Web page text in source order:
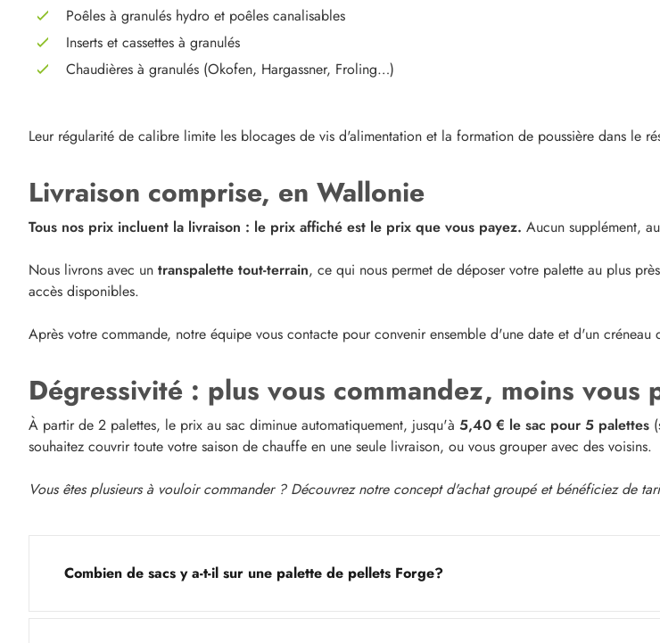
Poêles à granulés hydro et poêles canalisables
Inserts et cassettes à granulés
Chaudières à granulés (Okofen, Hargassner, Froling…)
Leur régularité de calibre limite les blocages de vis d'alimentation et la formation de poussière dans le
Livraison comprise, en Wallonie
Tous nos prix incluent la livraison : le prix affiché est le prix que vous payez. Aucun supplément,
Nous livrons avec un transpalette tout-terrain, ce qui nous permet de déposer votre palette au plus
accès disponibles.
Après votre commande, notre équipe vous contacte pour convenir ensemble d'une date et d'un créneau
Dégressivité : plus vous commandez, moins vous
À partir de 2 palettes, le prix au sac diminue automatiquement, jusqu'à 5,40 € le sac pour 5 palettes
souhaitez couvrir toute votre saison de chauffe en une seule livraison, ou vous grouper avec des voisins.
Vous êtes plusieurs à vouloir commander ? Découvrez notre concept d'achat groupé et bénéficiez de
Combien de sacs y a-t-il sur une palette de pellets Forge?